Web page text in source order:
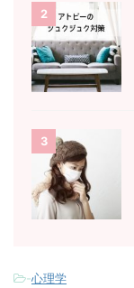
2
3
-心理学